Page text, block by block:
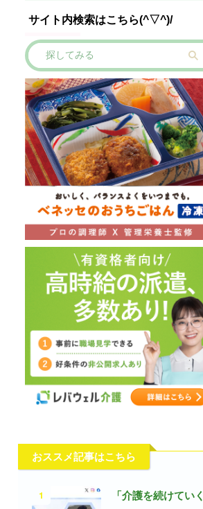
サイト内検索はこちら(^▽^)/
おススメ記事はこちら
1
「介護を続けていく